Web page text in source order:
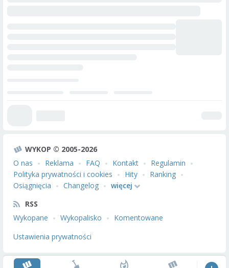
WYKOP © 2005-2026
O nas
Reklama FAQ Kontakt
Regulamin
Polityka prywatności i cookies
Hity
Ranking
Osiągnięcia
Changelog
więcej
RSS
Wykopane
Wykopalisko
Komentowane
Ustawienia prywatności